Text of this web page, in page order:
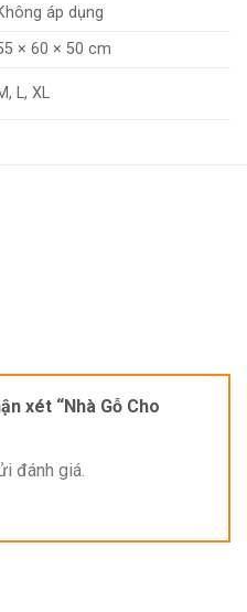
kế theo phong cách châu
được sản xuất từ chất liệu
hiện nay bởi độ bền, an toàn
áp dụng
× 60 × 50 cm
L, XL
xét “Nhà Gỗ Cho
đánh giá.